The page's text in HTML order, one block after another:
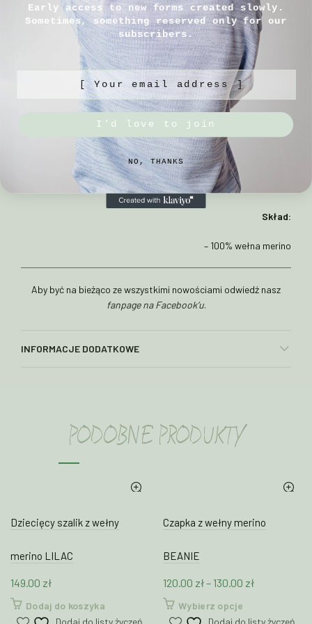
Rozmiar 3:57-62cm
Sposób pielęgnacji:
– prać ręcznie w max 30°C w płynie do wełny
– unikać gwałtownych zmian temperatur
– suszyć na płasko
– nie używać płynu do płukania
Skład:
– 100% wełna merino
Aby być na bieżąco ze wszystkimi nowościami odwiedź nasz
fanpage na Facebook’u.
INFORMACJE DODATKOWE
PODOBNE PRODUKTY
Dziecięcy szalik z wełny
merino LILAC
149.00 zł
Dodaj do koszyka
Dodaj do listy życzeń
Czapka z wełny merino
BEANIE
120.00 zł– 130.00 złZakres
od
Wybierz opcjeTen
produkt
Dodaj do listy życzeń
Early access to new forms created slowly.
Sometimes, something reserved only for our
subscribers.
[ Your email address ]
I’d love to join
NO, THANKS